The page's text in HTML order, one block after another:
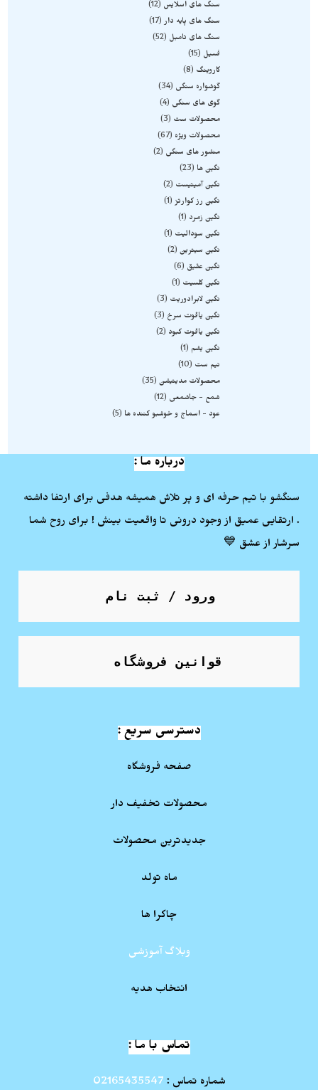
سنگ های اسلایس
12
سنگ های پایه دار 17
سنگ های تامبل
52
فسیل
15
کاروینگ
8
گوشواره سنگی
34
گوی های سنگی
4
محصولات ست
3
محصولات ویژه
67
منشور های سنگی
2
نگین ها
23
نگین آمیتیست
2
نگین رز کوارتز 1
نگین زمرد
1
نگین سودالیت
1
نگین سیترین 2
نگین عقیق
6
نگین کلسیت
1
نگین لابرادوریت
3
نگین یاقوت سرخ
3
نگین یاقوت کبود
2
نگین یشم
1
نیم ست
10
محصولات مدیتیشن 35
شمع - جاشمعی
12
عود - اسماج و خوشبو کننده ها
5
درباره ما :
سنگشو با تیم حرفه ای و پر تلاش همیشه هدفی برای ارتفا داشته
. ارتقایی عمیق از وجود درونی تا واقعیت بینش ! برای روح شما
سرشار از عشق 💙
ورود / ثبت نام
قوانین فروشگاه
دسترسی سریع :
صفحه فروشگاه
محصولات تخفیف دار
جدیدترین محصولات
ماه تولد
چاکرا ها
وبلاگ آموزشی
انتخاب هدیه
تماس با ما :
شماره تماس : 02165435547